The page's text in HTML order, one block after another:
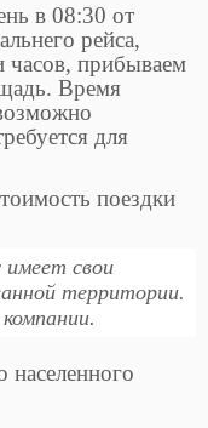
в 08:30 от
рейса,
часов, прибываем
Время
для
поездки
имеет свои
территории.